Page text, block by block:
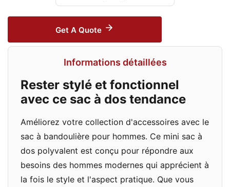
Get A Quote
Informations détaillées
Rester stylé et fonctionnel
avec ce sac à dos tendance
Améliorez votre collection d'accessoires avec le
sac à bandoulière pour hommes. Ce mini sac à
dos polyvalent est conçu pour répondre aux
besoins des hommes modernes qui apprécient à
la fois le style et l'aspect pratique. Que vous